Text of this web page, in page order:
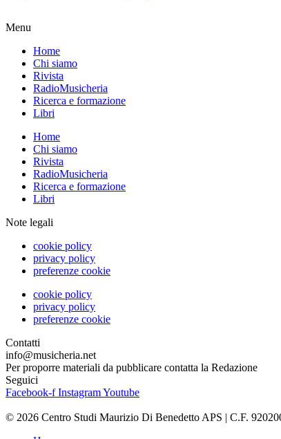
Menu
Home
Chi siamo
Rivista
RadioMusicheria
Ricerca e formazione
Libri
Home
Chi siamo
Rivista
RadioMusicheria
Ricerca e formazione
Libri
Note legali
cookie policy
privacy policy
preferenze cookie
cookie policy
privacy policy
preferenze cookie
Contatti
info@musicheria.net
Per proporre materiali da pubblicare contatta la Redazione
Seguici
Facebook-f InstagramYoutube
© 2026 Centro Studi Maurizio Di Benedetto APS | C.F.